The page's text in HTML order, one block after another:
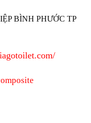
BÌNH PHƯỚC TP